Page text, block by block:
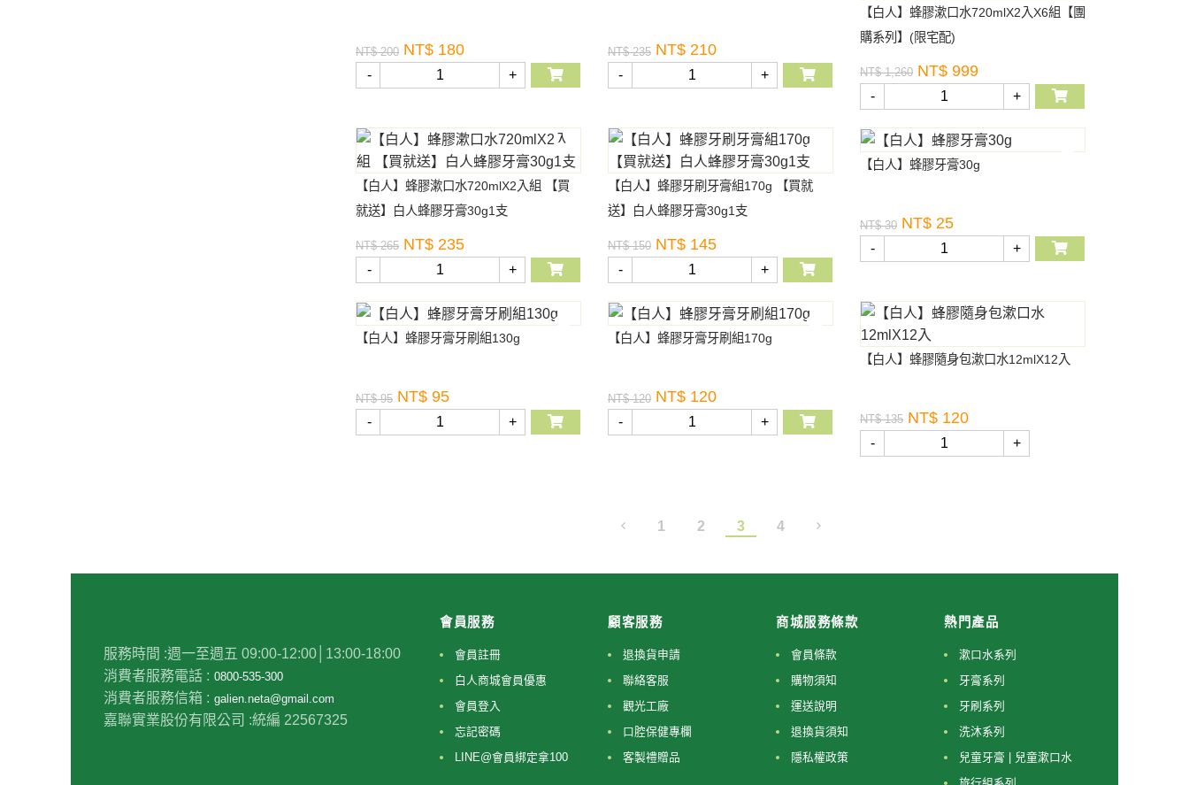
NT$ 200 NT$ 180
- +
NT$ 235 NT$ 210
- +
【白人】蜂膠漱口水720mlX2入X6組【團
購系列】(限宅配)
NT$ 1,260 NT$ 999
- +
【白人】蜂膠漱口水720mlX2入組 【買
就送】白人蜂膠牙膏30g1支
NT$ 265 NT$ 235
- +
【白人】蜂膠牙刷牙膏組170g 【買就
送】白人蜂膠牙膏30g1支
NT$ 150 NT$ 145
- +
【白人】蜂膠牙膏30g
NT$ 30 NT$ 25
- +
【白人】蜂膠牙膏牙刷組130g
NT$ 95 NT$ 95
- +
【白人】蜂膠牙膏牙刷組170g
NT$ 120 NT$ 120
- +
【白人】蜂膠隨身包漱口水12mlX12入
NT$ 135 NT$ 120
- +
1 2 3 4
服務時間 :週一至週五 09:00-12:00│13:00-18:00
消費者服務電話 : 0800-535-300
消費者服務信箱 : galien.neta@gmail.com
嘉聯實業股份有限公司 :統編 22567325
會員服務
會員註冊
白人商城會員優惠
會員登入
忘記密碼
LINE@會員綁定拿100
顧客服務
退換貨申請
聯絡客服
觀光工廠
口腔保健專欄
客製禮贈品
商城服務條款
會員條款
購物須知
運送說明
退換貨須知
隱私權政策
熱門產品
漱口水系列
牙膏系列
牙刷系列
洗沐系列
兒童牙膏 | 兒童漱口水